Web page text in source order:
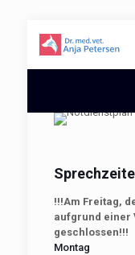
!!!Am Freitag,
aufgrund einer
geschlossen!!!
Montag